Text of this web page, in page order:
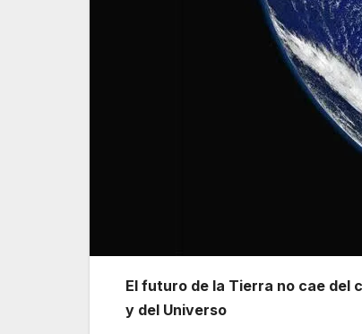
El futuro de la Tierra no cae del
y del Universo